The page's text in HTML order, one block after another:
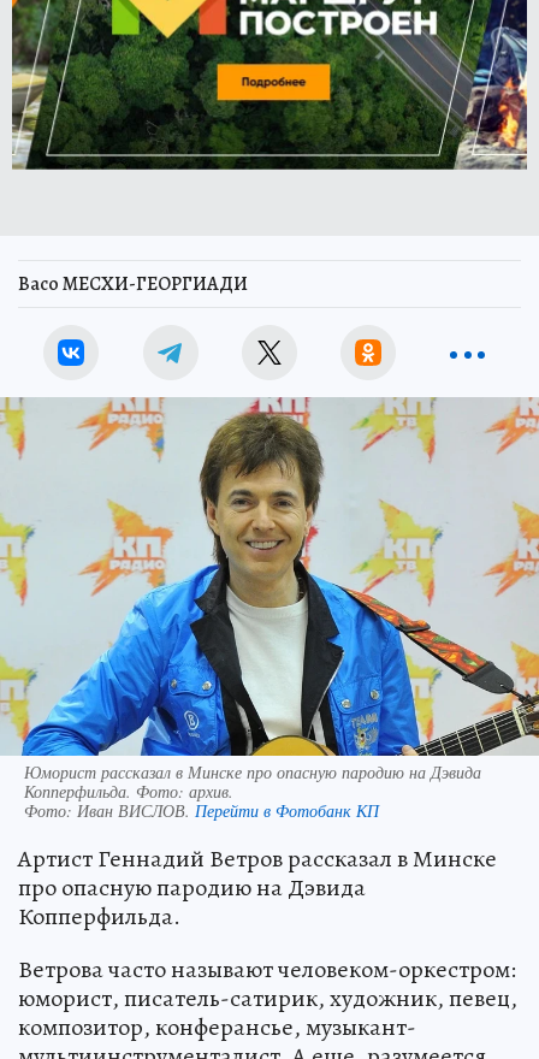
Васо МЕСХИ-ГЕОРГИАДИ
Юморист рассказал в Минске про опасную пародию на Дэвида
Копперфильда. Фото: архив.
Фото: Иван ВИСЛОВ. Перейти в Фотобанк КП
Артист Геннадий Ветров рассказал в Минске
про опасную пародию на Дэвида
Копперфильда.
Ветрова часто называют человеком-оркестром:
юморист, писатель-сатирик, художник, певец,
композитор, конферансье, музыкант-